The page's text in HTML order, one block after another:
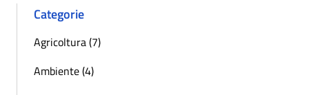
Categorie
Agricoltura (7)
Ambiente (4)